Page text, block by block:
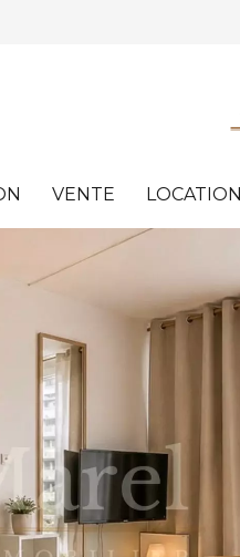
VENTE LOCATION